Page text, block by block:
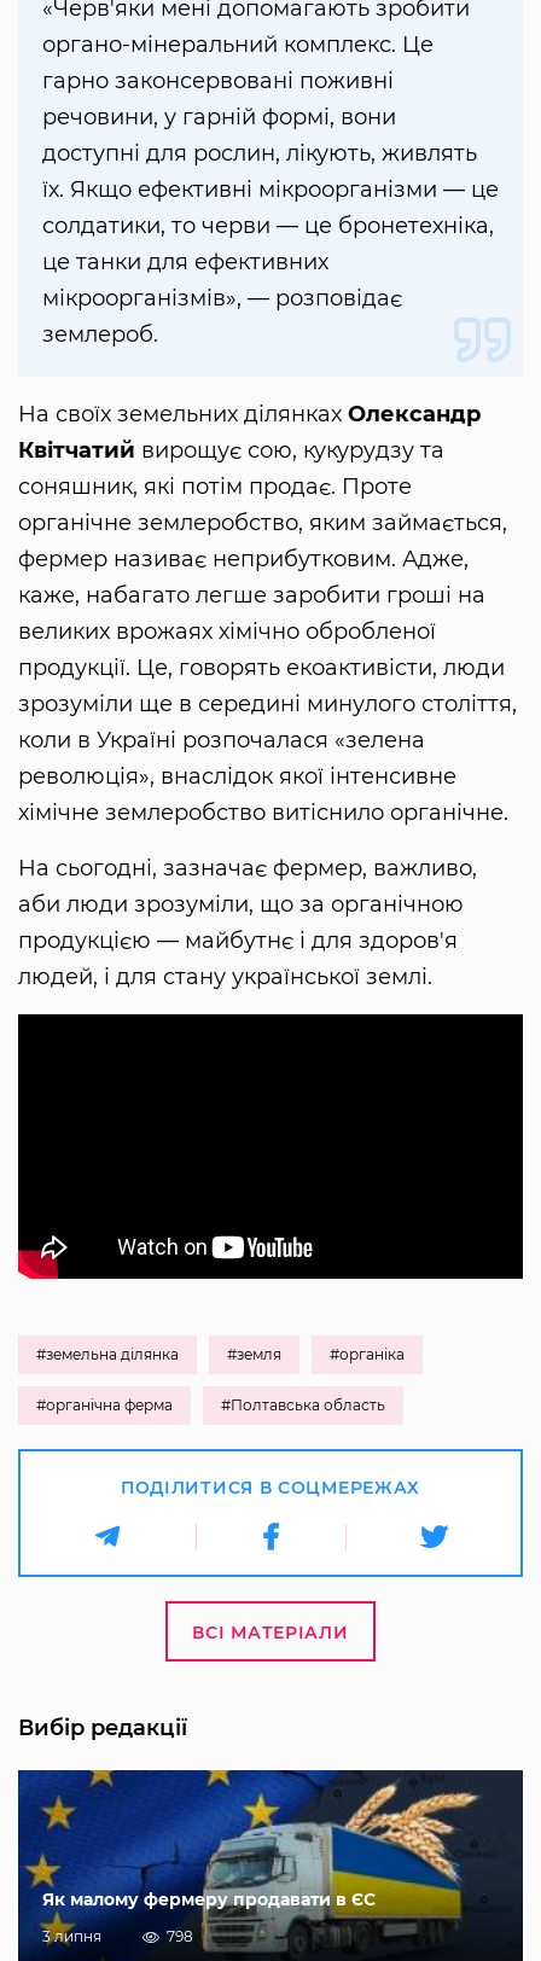
«Черв'яки мені допомагають зробити
органо-мінеральний комплекс. Це
гарно законсервовані поживні
речовини, у гарній формі, вони
доступні для рослин, лікують, живлять
їх. Якщо ефективні мікроорганізми — це
солдатики, то черви — це бронетехніка,
це танки для ефективних
мікроорганізмів», — розповідає
землероб.
На своїх земельних ділянках Олександр
Квітчатий вирощує сою, кукурудзу та
соняшник, які потім продає. Проте
органічне землеробство, яким займається,
фермер називає неприбутковим. Адже,
каже, набагато легше заробити гроші на
великих врожаях хімічно обробленої
продукції. Це, говорять екоактивісти, люди
зрозуміли ще в середині минулого століття,
коли в Україні розпочалася «зелена
революція», внаслідок якої інтенсивне
хімічне землеробство витіснило органічне.
На сьогодні, зазначає фермер, важливо,
аби люди зрозуміли, що за органічною
продукцією — майбутнє і для здоров'я
людей, і для стану української землі.
#земельна ділянка #земля #органіка
#органічна ферма #Полтавська область
ПОДІЛИТИСЯ В СОЦМЕРЕЖАХ
ВСІ МАТЕРІАЛИ
Вибір редакції
Як малому фермеру продавати в ЄС
3 липня 798